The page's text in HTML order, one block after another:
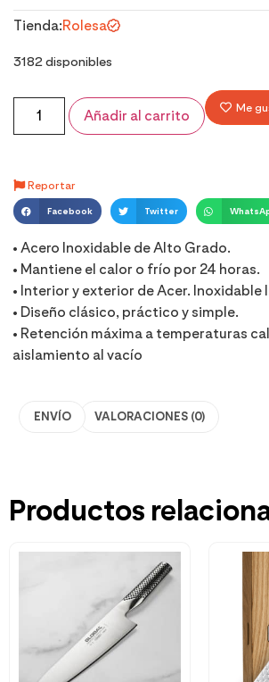
Tienda:Rolesa
3182 disponibles
Añadir al carrito Me
Reportar
Facebook Twitter
• Acero Inoxidable de Alto Grado.
• Mantiene el calor o frío por 24 horas.
• Interior y exterior de Acer. Inoxidable
• Diseño clásico, práctico y simple.
• Retención máxima a temperaturas
aislamiento al vacío
ENVÍO VALORACIONES (0)
Productos